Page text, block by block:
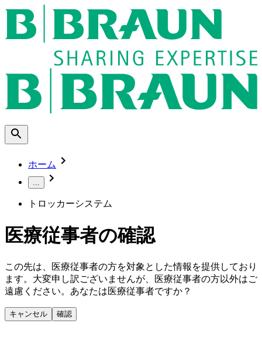
ホーム
...
トロッカーシステム
医療従事者の確認
この先は、医療従事者の方を対象とした情報を提供しており
ます。大変申し訳ございませんが、医療従事者の方以外はご
遠慮ください。あなたは医療従事者ですか？
キャンセル 確認